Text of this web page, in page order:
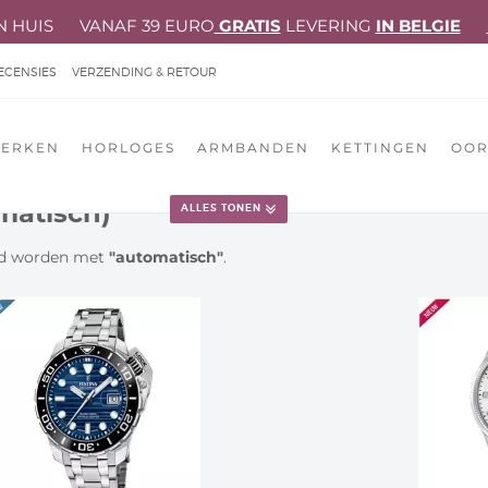
HUIS VANAF 39 EURO GRATIS LEVERING IN BELGIE
VERZENDING & RETOUR
HORLOGES ARMBANDEN KETTINGEN
ALLES TONEN
THAN WORDS
worden met "automatisch".